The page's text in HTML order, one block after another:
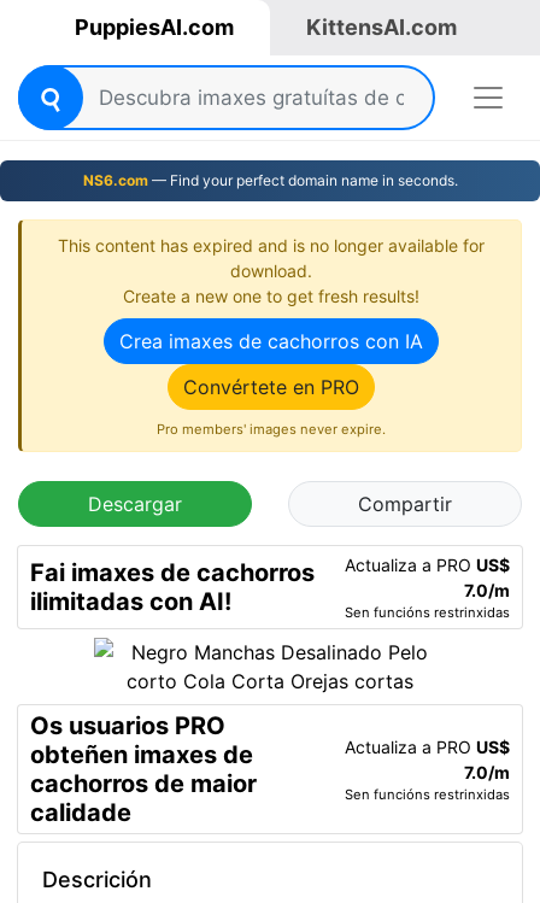
PuppiesAI.com KittensAI.com
NS6.com— Find your perfect domain name in seconds.
This content has expired and is no longer available for
download.
Create a new one to get fresh results!
Crea imaxes de cachorros con IA
Convértete en PRO
Pro members' images never expire.
Descargar Compartir
Fai imaxes de cachorros
ilimitadas con AI!
Actualiza a PRO US$
7.0/m
Sen funcións restrinxidas
Os usuarios PRO
obteñen imaxes de
cachorros de maior
calidade
Actualiza a PRO US$
7.0/m
Sen funcións restrinxidas
Descrición